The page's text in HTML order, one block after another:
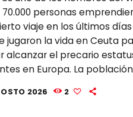
70.000 personas
viaje en los últimos
jugaron la vida en Ceuta
alcanzar el precario
en Europa. La
español en el Norte de
2026 2